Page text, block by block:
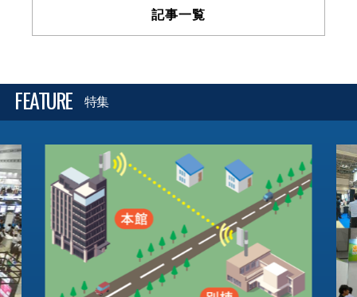
記事一覧
FEATURE 特集